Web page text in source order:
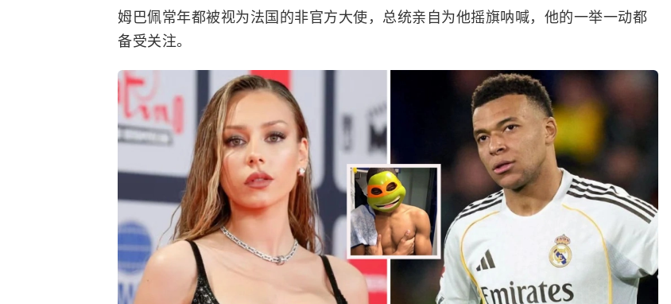
姆巴佩常年都被视为法国的非官方大使，总统亲自为他摇旗呐喊，他的一举一动都
备受关注。